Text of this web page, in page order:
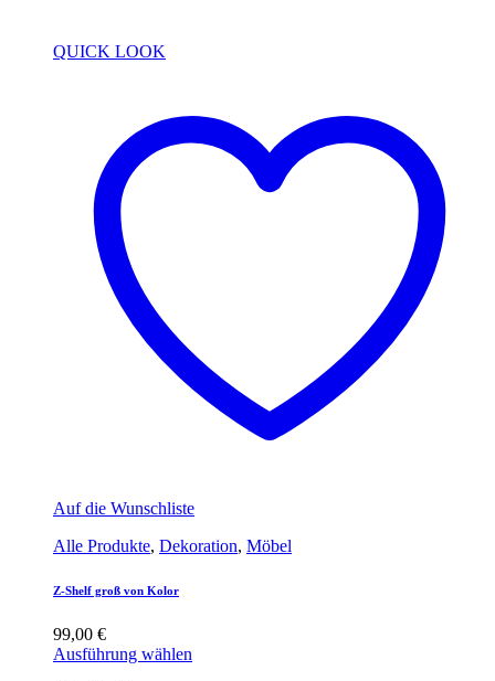
QUICK LOOK
Auf die Wunschliste
Alle Produkte, Dekoration, Möbel
Z-Shelf groß von Kolor
99,00 €
Ausführung wählen